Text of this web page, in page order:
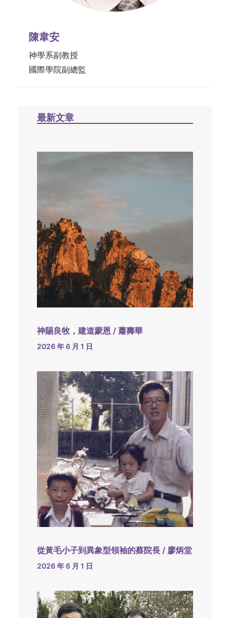
陳韋安
神學系副教授
國際學院副總監
最新文章
神賜良牧，建道蒙恩 / 蕭壽華
2026 年 6 月 1 日
從黃毛小子到異象型領袖的蔡院長 / 廖炳堂
2026 年 6 月 1 日